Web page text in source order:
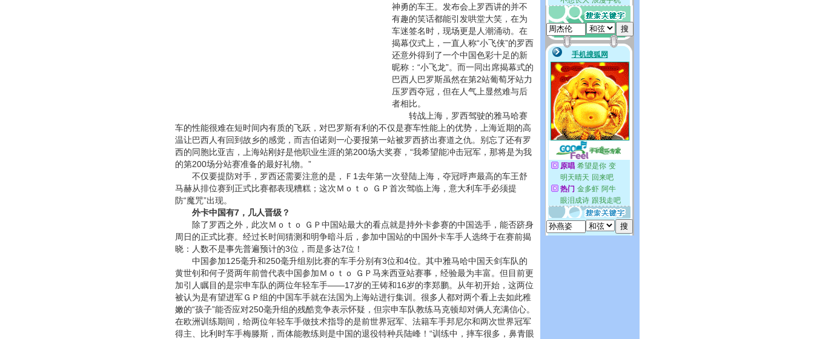
神勇的车王。发布会上罗西讲的并不
有趣的笑话都能引发哄堂大笑，在为
车迷签名时，现场更是人潮涌动。在
揭幕仪式上，一直人称“小飞侠”的罗西
还意外得到了一个中国色彩十足的新
昵称：“小飞龙”。而一同出席揭幕式的
巴西人巴罗斯虽然在第2站葡萄牙站力
压罗西夺冠，但在人气上显然难与后
者相比。
转战上海，罗西驾驶的雅马哈赛
车的性能很难在短时间内有质的飞跃，对巴罗斯有利的不仅是赛车性能上的优势，上海近期的高
温让巴西人有回到故乡的感觉，而吉伯诺则一心要报第一站被罗西挤出赛道之仇。别忘了还有罗
西的同胞比亚吉，上海站刚好是他职业生涯的第200场大奖赛，“我希望能冲击冠军，那将是为我
的第200场分站赛准备的最好礼物。”
不仅要提防对手，罗西还需要注意的是，Ｆ1去年第一次登陆上海，夺冠呼声最高的车王舒
马赫从排位赛到正式比赛都表现糟糕；这次Ｍｏｔｏ ＧＰ首次驾临上海，意大利车手必须提
防“魔咒”出现。
外卡中国有7，几人晋级？
除了罗西之外，此次Ｍｏｔｏ ＧＰ中国站最大的看点就是持外卡参赛的中国选手，能否跻身
周日的正式比赛。经过长时间猜测和明争暗斗后，参加中国站的中国外卡车手人选终于在赛前揭
晓：人数不是事先普遍预计的3位，而是多达7位！
中国参加125毫升和250毫升组别比赛的车手分别有3位和4位。其中雅马哈中国天剑车队的
黄世钊和何子贤两年前曾代表中国参加Ｍｏｔｏ ＧＰ马来西亚站赛事，经验最为丰富。但目前更
加引人瞩目的是宗申车队的两位年轻车手——17岁的王铸和16岁的李郑鹏。从年初开始，这两位
被认为是有望进军ＧＰ组的中国车手就在法国为上海站进行集训。很多人都对两个看上去如此稚
嫩的“孩子”能否应对250毫升组的残酷竞争表示怀疑，但宗申车队教练马克顿却对俩人充满信心。
在欧洲训练期间，给两位年轻车手做技术指导的是前世界冠军、法籍车手邦尼尔和两次世界冠军
得主、比利时车手梅滕斯，而体能教练则是中国的退役特种兵陆峰！“训练中，摔车很多，鼻青眼